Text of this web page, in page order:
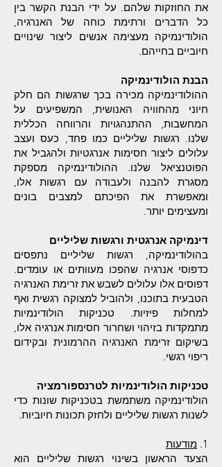
את החוזקות שלהם. על ידי הבנת הקשר בין
כל הדברים ורתימת כוחה של האנרגיה,
הולודינמיקה מעצימה אנשים ליצור שינויים
חיוביים בחייהם.
הבנת הולודינמיקה
ההולודינמיקה מכירה בכך שרגשות הם חלק
חיוני מהחוויה האנושית, המשפיעים על
המחשבות, ההתנהגויות והרווחה הכללית
שלנו. רגשות שליליים כמו פחד, כעס ועצב
עלולים ליצור חסימות אנרגטיות ולהגביל את
הפוטנציאל שלנו. ההולודינמיקה מספקת
מסגרת להבנה ולעבודה עם רגשות אלו,
ומאפשרת את הפיכתם למצבים בונים
ומעצימים יותר.
דינמיקה אנרגטית ורגשות שליליים
בהולודינמיקה, רגשות שליליים נתפסים
כדפוסי אנרגיה שהפכו מעוותים או עומדים.
דפוסים אלו עלולים לשבש את זרימת האנרגיה
הטבעית בתוכנו, ולהוביל למצוקה רגשית ואף
למחלות פיזיות. טכניקות הולודינמיות
מתמקדות בזיהוי ושחרור חסימות אנרגיה אלו,
בשיקום זרימת האנרגיה ההרמונית ובקידום
ריפוי רגשי.
טכניקות הולודינמיות לטרנספורמציה
הולודינמיקה משתמשת בטכניקות שונות כדי
לשנות רגשות שליליים ולחזק תכונות חיוביות.
1. מודעות
הצעד הראשון בשינוי רגשות שליליים הוא